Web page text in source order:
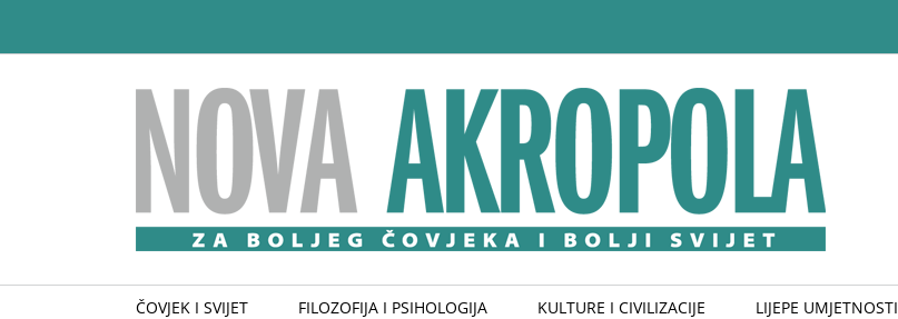
content
ČOVJEK I SVIJET FILOZOFIJA I PSIHOLOGIJA KULTURE I CIVILIZACIJE LIJEPE UMJETNOSTI